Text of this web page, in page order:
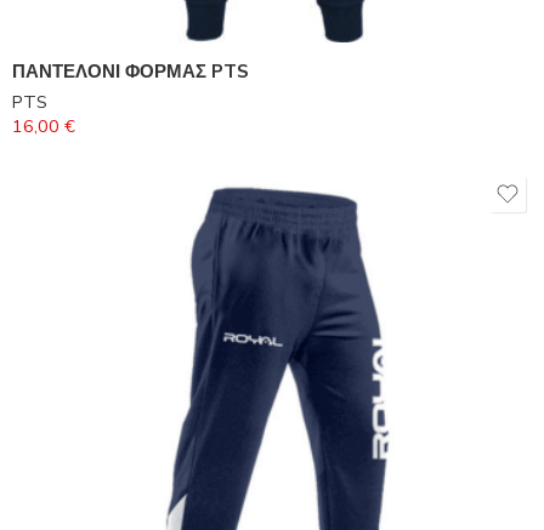
ΠΑΝΤΕΛΟΝΙ ΦΟΡΜΑΣ PTS
PTS
16,00 €